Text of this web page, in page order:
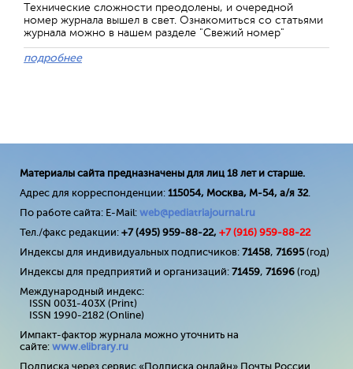
Технические сложности преодолены, и очередной
номер журнала вышел в свет. Ознакомиться со статьями
журнала можно в нашем разделе "Свежий номер"
подробнее
Материалы сайта предназначены для лиц 18 лет и старше.
Адрес для корреспонденции: 115054, Москва, М-54, а/я 32.
По работе сайта: E-Mail: web@pediatriajournal.ru
Тел./факс редакции: +7 (495) 959-88-22, +7 (916) 959-88-22
Индексы для индивидуальных подписчиков: 71458, 71695(год)
Индексы для предприятий и организаций: 71459, 71696 (год)
Международный индекс:
ISSN 0031-403X (Print)
ISSN 1990-2182 (Online)
Импакт-фактор журнала можно уточнить на
сайте: www.elibrary.ru
Подписка через сервис «Подписка онлайн» Почты России